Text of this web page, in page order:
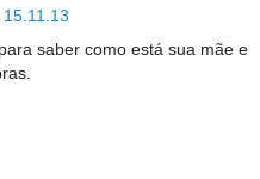
15.11.13
saber como está sua mãe e